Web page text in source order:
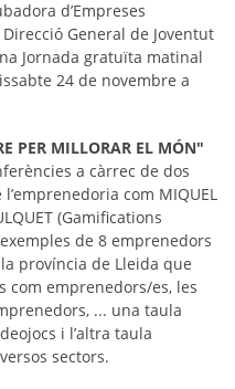
d’Empreses
General de Joventut
Jornada gratuïta matinal
24 de novembre a
PER MILLORAR EL MÓN"
a càrrec de dos
com MIQUEL
(Gamifications
de 8 emprenedors
província de Lleida que
com emprenedors/es, les
... una taula
i l’altra taula
sectors.